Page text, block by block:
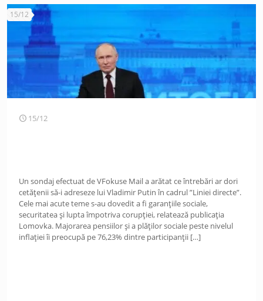
15/12
15/12
Un sondaj efectuat de VFokuse Mail a arătat ce întrebări ar dori
cetățenii să-i adreseze lui Vladimir Putin în cadrul ”Liniei directe”.
Cele mai acute teme s-au dovedit a fi garanțiile sociale,
securitatea și lupta împotriva corupției, relatează publicația
Lomovka. Majorarea pensiilor și a plăților sociale peste nivelul
inflației îi preocupă pe 76,23% dintre participanții […]